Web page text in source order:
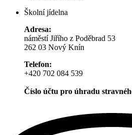
Školní jídelna
Adresa:
náměstí Jiřího z Poděbrad 53
262 03 Nový Knín
Telefon:
+420 702 084 539
Číslo účtu pro úhradu